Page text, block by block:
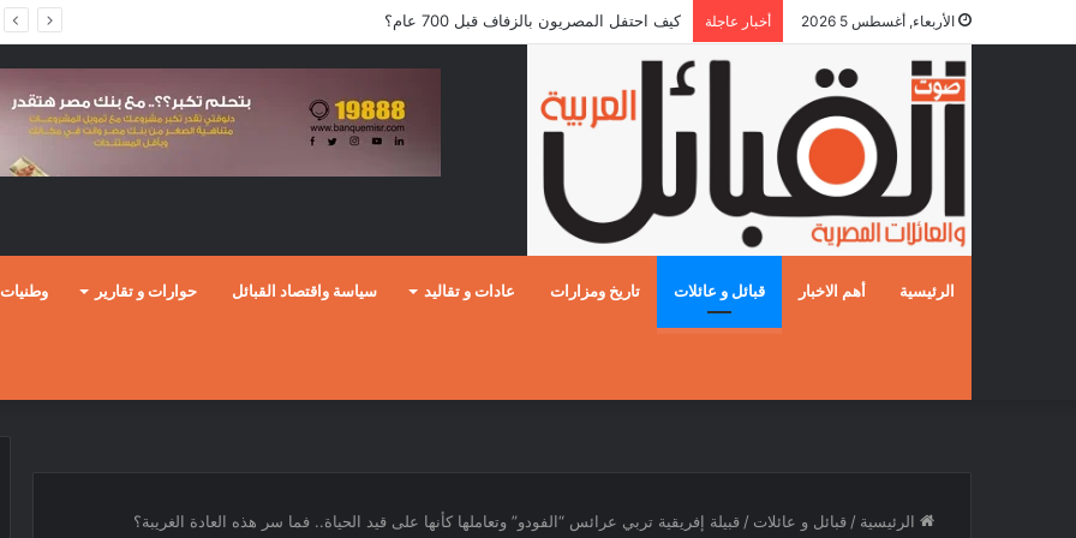
الأربعاء, أغسطس 5 2026 أخبار عاجلة كيف احتفل المصريون بالزفاف قبل 700 عام؟
الرئيسية أهم الاخبار قبائل و عائلات تاريخ ومزارات عادات و تقاليد سياسة واقتصاد القبائل حوارات و تقارير وطنيات
الرئيسية / قبائل و عائلات / قبيلة إفريقية تربي عرائس “الفودو” وتعاملها كأنها على قيد الحياة.. فما سر هذه العادة الغريبة؟